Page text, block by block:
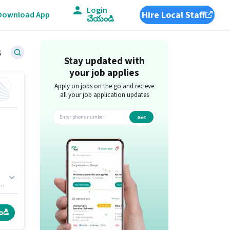
App Login
చేయండి Hire Local Staff
Stay updated with
your job applies
Apply on jobs on the go and recieve
all your job application updates
Get
app